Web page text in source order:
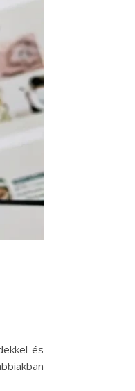
és